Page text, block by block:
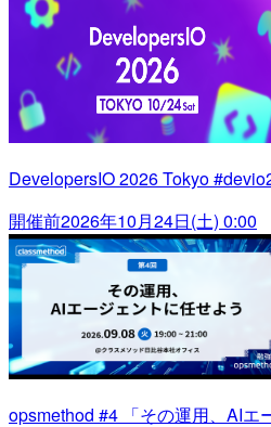
DevelopersIO 2026 Tokyo
開催前2026年10月24日(土) 0:00
opsmethod #4 「その運用、AIエ